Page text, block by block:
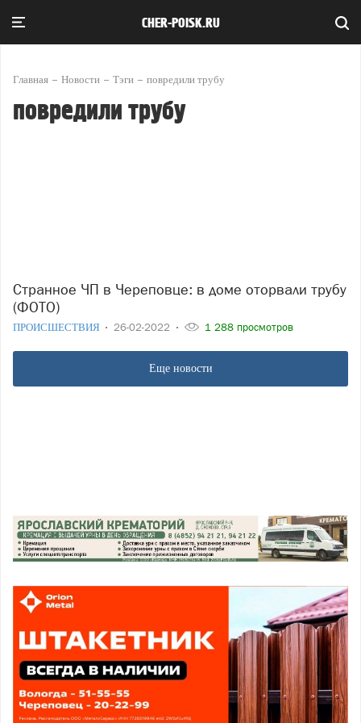
CHER-POISK.RU
Главная Новости Тэги повредили трубу
повредили трубу
Странное ЧП в Череповце: в доме оторвали трубу
(ФОТО)
ПРОИСШЕСТВИЯ 26-02-2022 1 288 просмотров
Еще новости